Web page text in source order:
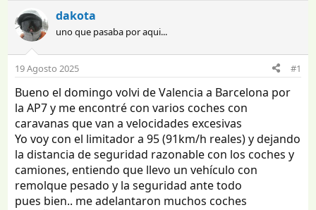
i
c
i
a
o
r
d
e
l
t
e
m
a
h
a
i
n
c
i
o
dakota
uno que pasaba por aqui...
19 Agosto 2025 #1
Bueno el domingo volvi de Valencia a Barcelona por
la AP7 y me encontré con varios coches con
caravanas que van a velocidades excesivas
Yo voy con el limitador a 95 (91km/h reales) y dejando
la distancia de seguridad razonable con los coches y
camiones, entiendo que llevo un vehículo con
remolque pesado y la seguridad ante todo
pues bien.. me adelantaron muchos coches